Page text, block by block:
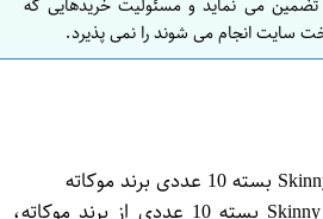
سایت انجام می شوند را نمی پذیرد.
پودر کاپوچینو مدل Skinny Latte بسته 10 عددی از برند موکاته،